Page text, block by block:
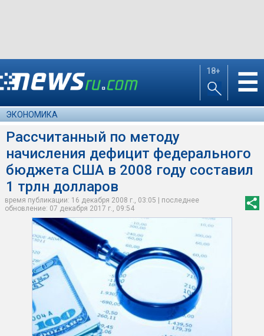
18+ ☰
ЭКОНОМИКА
Рассчитанный по методу
начисления дефицит федерального
бюджета США в 2008 году составил
1 трлн долларов
время публикации: 16 декабря 2008 г., 03:05 | последнее
обновление: 07 декабря 2017 г., 09:54